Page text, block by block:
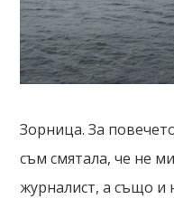
Зорница. За
съм смятала, че не
журналист, а също и